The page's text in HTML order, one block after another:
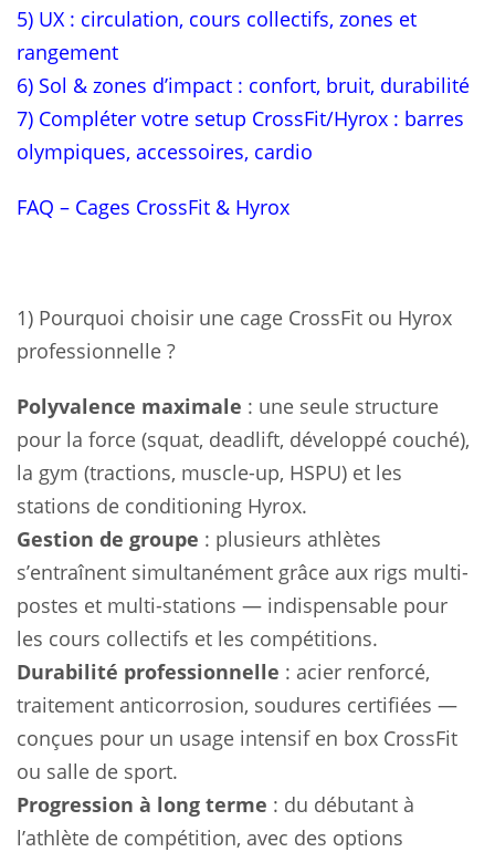
5) UX : circulation, cours collectifs, zones et
rangement
6) Sol & zones d’impact : confort, bruit, durabilité
7) Compléter votre setup CrossFit/Hyrox : barres
olympiques, accessoires, cardio
FAQ – Cages CrossFit & Hyrox
1) Pourquoi choisir une cage CrossFit ou Hyrox
professionnelle ?
Polyvalence maximale : une seule structure
pour la force (squat, deadlift, développé couché),
la gym (tractions, muscle-up, HSPU) et les
stations de conditioning Hyrox.
Gestion de groupe : plusieurs athlètes
s’entraînent simultanément grâce aux rigs multi-
postes et multi-stations — indispensable pour
les cours collectifs et les compétitions.
Durabilité professionnelle : acier renforcé,
traitement anticorrosion, soudures certifiées —
conçues pour un usage intensif en box CrossFit
ou salle de sport.
Progression à long terme : du débutant à
l’athlète de compétition, avec des options